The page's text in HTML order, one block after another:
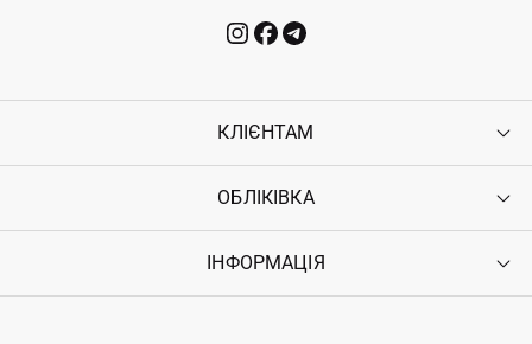
КЛІЄНТАМ
Контакти
Повернення
Гарантія
ОБЛІКІВКА
Увійти
ІНФОРМАЦІЯ